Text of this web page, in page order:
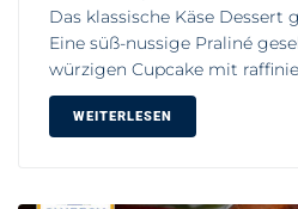
Das klassische Käse Dessert
Eine süß-nussige Praliné
würzigen Cupcake mit
WEITERLESEN